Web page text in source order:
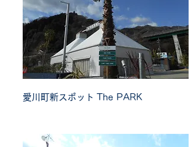
愛川町新スポット The PARK